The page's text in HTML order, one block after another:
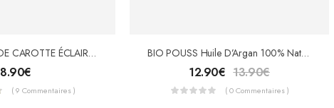
OPALYA HUILE DE CAROTTE ÉCLAIRCISSANTE 100ml
8.90€
( 9 Commentaires )
BIO POUSS Huile D’Argan 100% Naturel 100ml
12.90€ 13.90€
( 0 Commentaires )